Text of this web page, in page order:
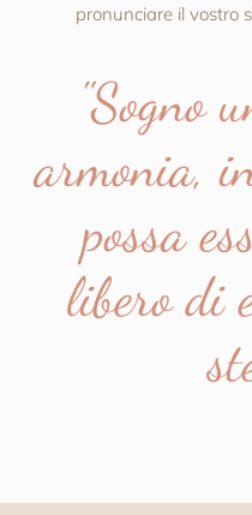
pronunciare il vostro
"Sogno
armonia,
possa
libero di